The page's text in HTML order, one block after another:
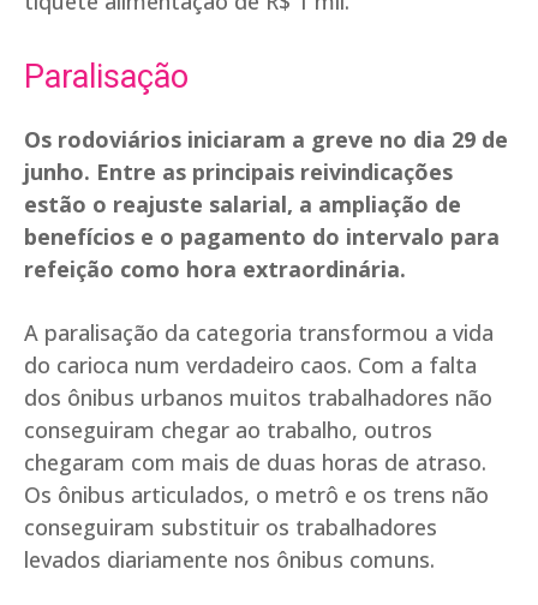
Paralisação
Os rodoviários iniciaram a greve no dia 29 de
junho. Entre as principais reivindicações
estão o reajuste salarial, a ampliação de
benefícios e o pagamento do intervalo para
refeição como hora extraordinária.
A paralisação da categoria transformou a vida
do carioca num verdadeiro caos. Com a falta
dos ônibus urbanos muitos trabalhadores não
conseguiram chegar ao trabalho, outros
chegaram com mais de duas horas de atraso.
Os ônibus articulados, o metrô e os trens não
conseguiram substituir os trabalhadores
levados diariamente nos ônibus comuns.